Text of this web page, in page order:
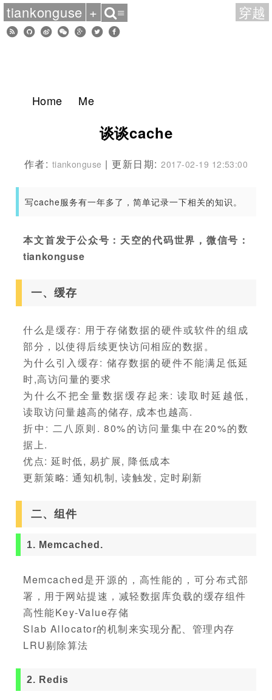
Home Me
谈谈cache
作者: tiankonguse | 更新日期:2017-02-19 12:53:00
写cache服务有一年多了，简单记录一下相关的知识。
本文首发于公众号：天空的代码世界，微信号：
tiankonguse
一、缓存
什么是缓存: 用于存储数据的硬件或软件的组成
部分，以使得后续更快访问相应的数据。
为什么引入缓存: 储存数据的硬件不能满足低延
时,高访问量的要求
为什么不把全量数据缓存起来: 读取时延越低,
读取访问量越高的储存, 成本也越高.
折中: 二八原则. 80%的访问量集中在20%的数
据上.
优点: 延时低, 易扩展, 降低成本
更新策略: 通知机制, 读触发, 定时刷新
二、组件
1. Memcached.
Memcached是开源的，高性能的，可分布式部
署，用于网站提速，减轻数据库负载的缓存组件
高性能Key-Value存储
Slab Allocator的机制来实现分配、管理内存
LRU剔除算法
2. Redis
tiankonguse + ≡ 穿越